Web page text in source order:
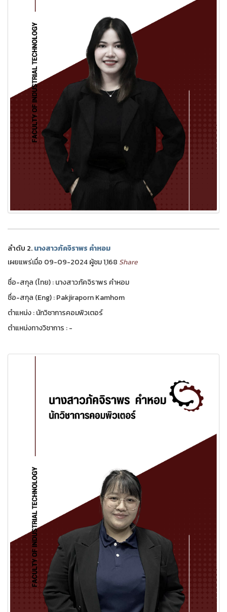
ลำดับ 2.นางสาวภัคจิราพร คำหอม
เผยแพร่เมื่อ 09-09-2024 ผู้ชม 1,168 Share
ชื่อ-สกุล (ไทย) : นางสาวภัคจิราพร คำหอม
ชื่อ-สกุล (Eng) : Pakjiraporn Kamhom
ตำแหน่ง : นักวิชาการคอมพิวเตอร์
ตำแหน่งทางวิชาการ : -